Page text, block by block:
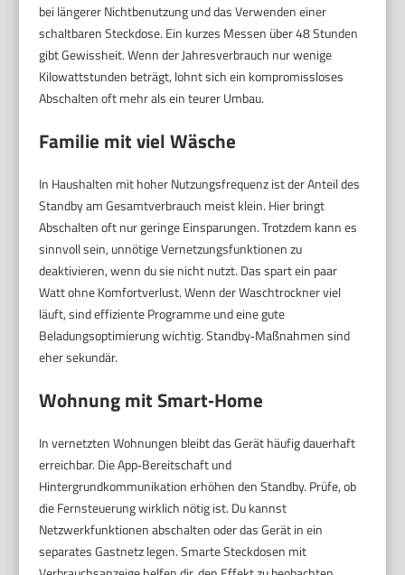
bei längerer Nichtbenutzung und das Verwenden einer
schaltbaren Steckdose. Ein kurzes Messen über 48 Stunden
gibt Gewissheit. Wenn der Jahresverbrauch nur wenige
Kilowattstunden beträgt, lohnt sich ein kompromissloses
Abschalten oft mehr als ein teurer Umbau.
Familie mit viel Wäsche
In Haushalten mit hoher Nutzungsfrequenz ist der Anteil des
Standby am Gesamtverbrauch meist klein. Hier bringt
Abschalten oft nur geringe Einsparungen. Trotzdem kann es
sinnvoll sein, unnötige Vernetzungsfunktionen zu
deaktivieren, wenn du sie nicht nutzt. Das spart ein paar
Watt ohne Komfortverlust. Wenn der Waschtrockner viel
läuft, sind effiziente Programme und eine gute
Beladungsoptimierung wichtig. Standby‑Maßnahmen sind
eher sekundär.
Wohnung mit Smart‑Home
In vernetzten Wohnungen bleibt das Gerät häufig dauerhaft
erreichbar. Die App‑Bereitschaft und
Hintergrundkommunikation erhöhen den Standby. Prüfe, ob
die Fernsteuerung wirklich nötig ist. Du kannst
Netzwerkfunktionen abschalten oder das Gerät in ein
separates Gastnetz legen. Smarte Steckdosen mit